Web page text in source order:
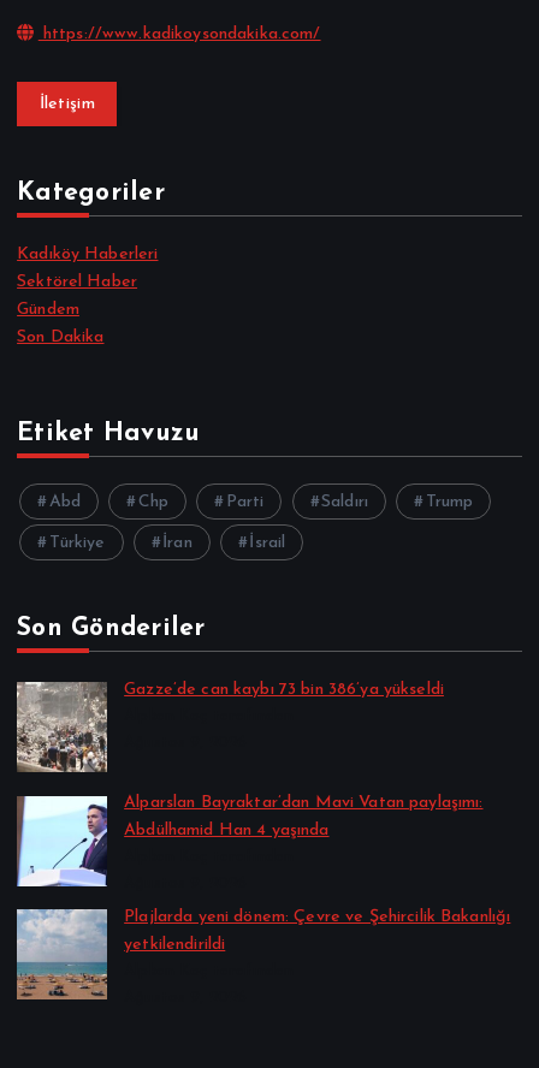
https://www.kadikoysondakika.com/
İletişim
Kategoriler
Kadıköy Haberleri
Sektörel Haber
Gündem
Son Dakika
Etiket Havuzu
Abd Chp Parti Saldırı Trump
Türkiye İran İsrail
Son Gönderiler
Gazze’de can kaybı 73 bin 386’ya yükseldi
Alparslan Bayraktar’dan Mavi Vatan paylaşımı:
Abdülhamid Han 4 yaşında
Plajlarda yeni dönem: Çevre ve Şehircilik Bakanlığı
yetkilendirildi